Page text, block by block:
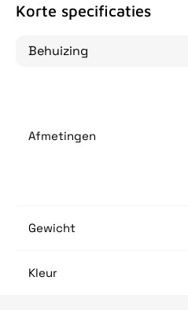
Korte specificaties
Behuizing
Afmetingen
Gewicht
Kleur